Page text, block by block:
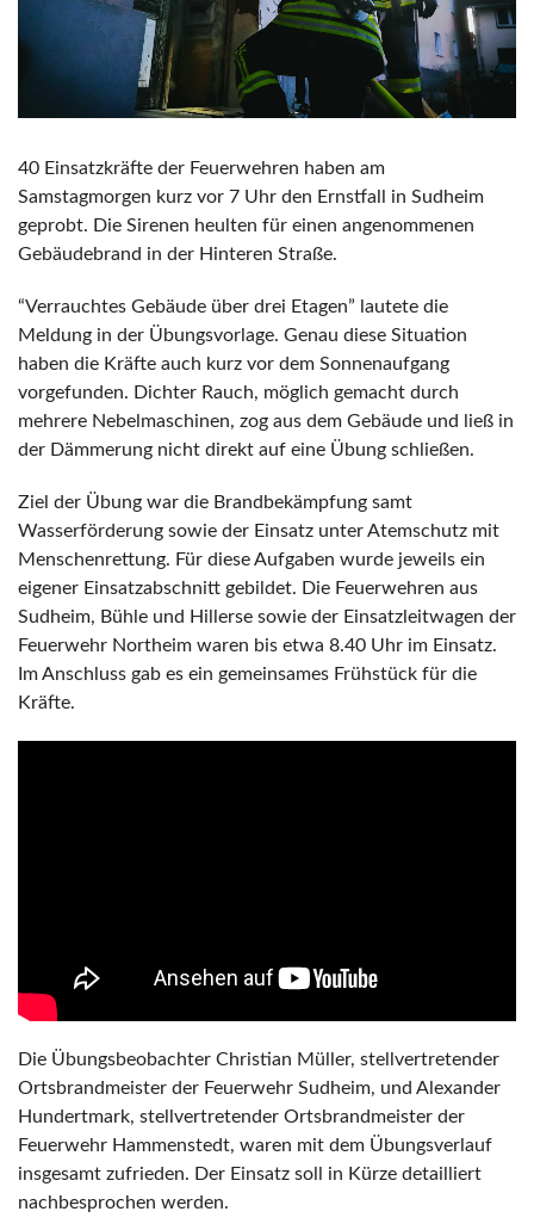
40 Einsatzkräfte der Feuerwehren haben am
Samstagmorgen kurz vor 7 Uhr den Ernstfall in Sudheim
geprobt. Die Sirenen heulten für einen angenommenen
Gebäudebrand in der Hinteren Straße.
“Verrauchtes Gebäude über drei Etagen” lautete die
Meldung in der Übungsvorlage. Genau diese Situation
haben die Kräfte auch kurz vor dem Sonnenaufgang
vorgefunden. Dichter Rauch, möglich gemacht durch
mehrere Nebelmaschinen, zog aus dem Gebäude und ließ in
der Dämmerung nicht direkt auf eine Übung schließen.
Ziel der Übung war die Brandbekämpfung samt
Wasserförderung sowie der Einsatz unter Atemschutz mit
Menschenrettung. Für diese Aufgaben wurde jeweils ein
eigener Einsatzabschnitt gebildet. Die Feuerwehren aus
Sudheim, Bühle und Hillerse sowie der Einsatzleitwagen der
Feuerwehr Northeim waren bis etwa 8.40 Uhr im Einsatz.
Im Anschluss gab es ein gemeinsames Frühstück für die
Kräfte.
Die Übungsbeobachter Christian Müller, stellvertretender
Ortsbrandmeister der Feuerwehr Sudheim, und Alexander
Hundertmark, stellvertretender Ortsbrandmeister der
Feuerwehr Hammenstedt, waren mit dem Übungsverlauf
insgesamt zufrieden. Der Einsatz soll in Kürze detailliert
nachbesprochen werden.